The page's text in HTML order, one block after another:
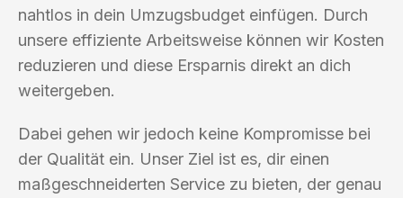
nahtlos in dein Umzugsbudget einfügen. Durch
unsere effiziente Arbeitsweise können wir Kosten
reduzieren und diese Ersparnis direkt an dich
weitergeben.
Dabei gehen wir jedoch keine Kompromisse bei
der Qualität ein. Unser Ziel ist es, dir einen
maßgeschneiderten Service zu bieten, der genau